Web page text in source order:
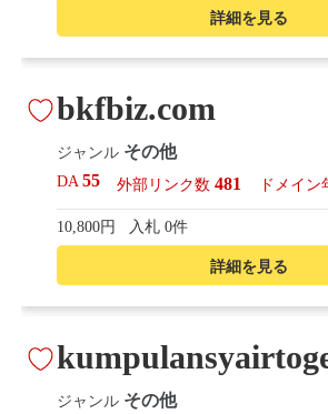
詳細を見る
詳細を見る
bkfbiz.com
ジャンル その他
DA55 外部リンク数 481 ドメイン
10,800円 入札 0件
ジャンル その他